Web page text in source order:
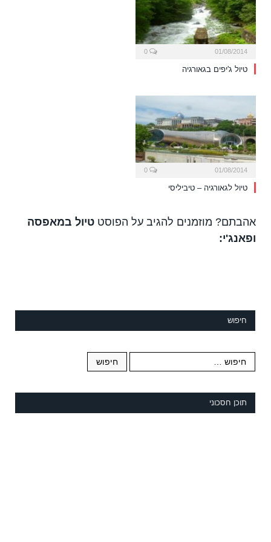
01/08/2014
טיול ג'יפים בגאורגיה
01/08/2014
טיול לגאורגיה – טיביליסי
אהבתם? מוזמנים להגיב על הפוסט טיול במאפסה
ופאנג'י:
חיפוש
תוכן חסכוני